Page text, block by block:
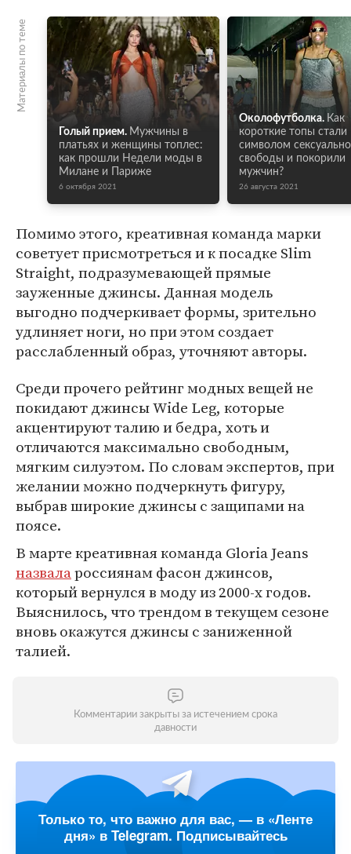
Материалы по теме
Голый прием. Мужчины в
платьях и женщины топлес:
как прошли Недели моды в
Милане и Париже
6 октября 2021
Околофутболка. Как
короткие топы стали
символом
свободы и покорили
мужчин?
26 августа 2021
Помимо этого, креативная команда марки
советует присмотреться и к посадке Slim
Straight, подразумевающей прямые
зауженные джинсы. Данная модель
выгодно подчеркивает формы, зрительно
удлиняет ноги, но при этом создает
расслабленный образ, уточняют авторы.
Среди прочего рейтинг модных вещей не
покидают джинсы Wide Leg, которые
акцентируют талию и бедра, хоть и
отличаются максимально свободным,
мягким силуэтом. По словам экспертов, при
желании можно подчеркнуть фигуру,
выбрав широкие джинсы с защипами на
поясе.
В марте креативная команда Gloria Jeans
назвалароссиянам фасон джинсов,
который вернулся в моду из 2000-х годов.
Выяснилось, что трендом в текущем сезоне
вновь окажутся джинсы с заниженной
талией.
Комментарии закрыты за истечением срока
давности
Только то, что важно для вас, — в «Ленте
дня» в Telegram. Подписывайтесь